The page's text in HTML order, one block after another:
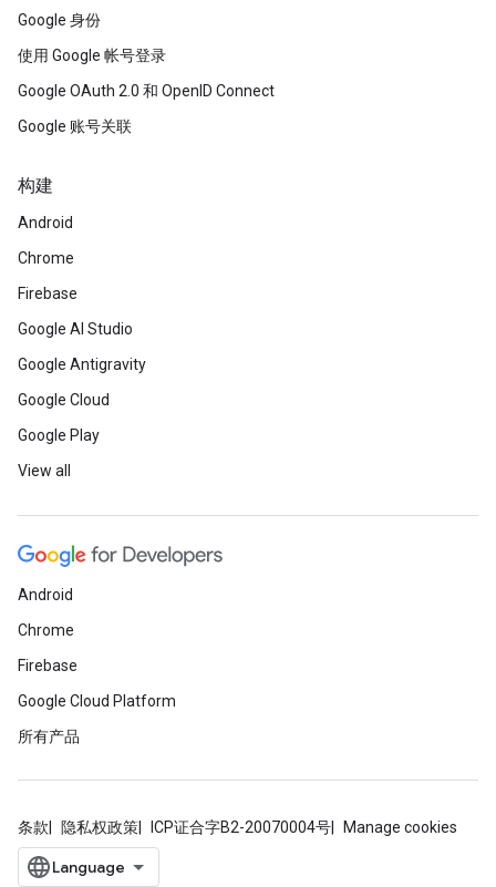
Google 身份
使用 Google 帐号登录
Google OAuth 2.0 和 OpenID Connect
Google 账号关联
构建
Android
Chrome
Firebase
Google AI Studio
Google Antigravity
Google Cloud
Google Play
View all
Android
Chrome
Firebase
Google Cloud Platform
所有产品
条款 隐私权政策 ICP证合字B2-20070004号 Manage cookies